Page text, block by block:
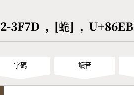
拼音查詢
2-3F7D , [蛫] , U+86EB
字碼 讀音